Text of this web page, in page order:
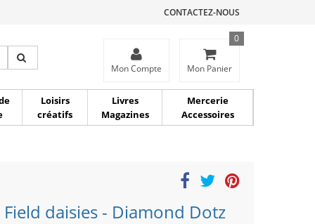
CONTACTEZ-NOUS
Mon Compte Mon Panier
0
Loisirs
créatifs
Livres
Magazines
Mercerie
Accessoires
daisies - Diamond Dotz